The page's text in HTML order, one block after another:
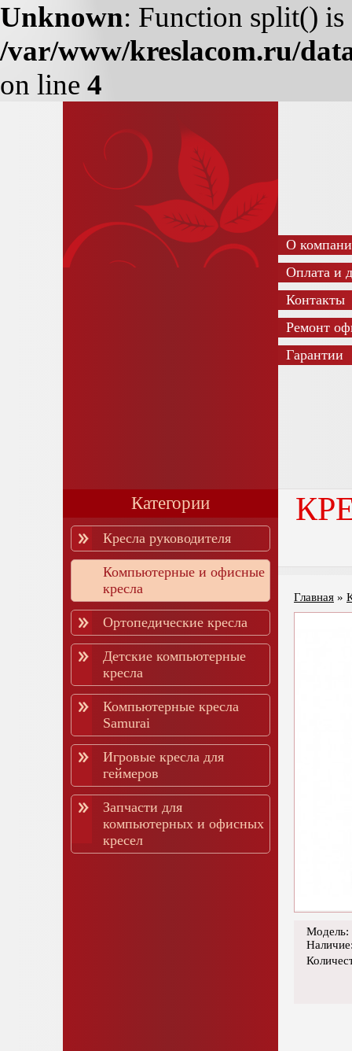
Unknown: Function split() is
/var/www/kreslacom.ru/
on line 4
Категории
Кресла руководителя
Компьютерные и офисные
кресла
Ортопедические кресла
Детские компьютерные
кресла
Компьютерные кресла
Samurai
Игровые кресла для
геймеров
Запчасти для
компьютерных и офисных
кресел
О
Оплата и
Контакты
Ремонт
Гарантии
Главная »
Модель: